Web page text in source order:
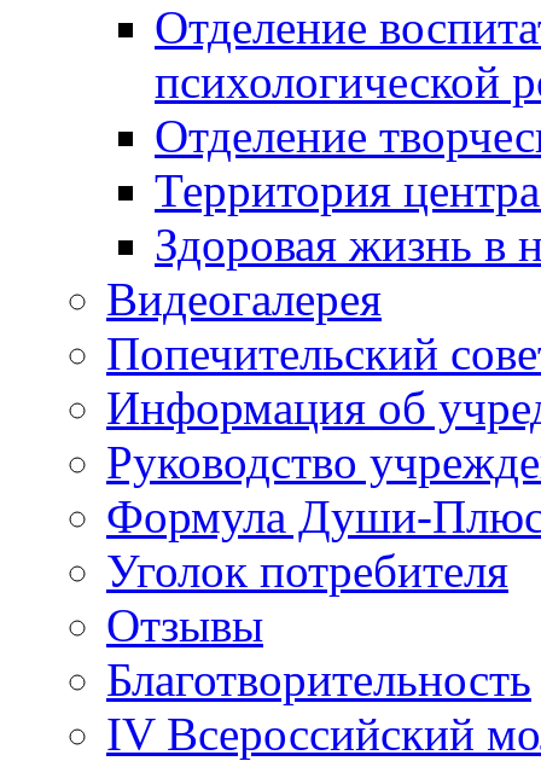
Отделение
психологической
Отделение
Территория
Здоровая жизнь в
Видеогалерея
Попечительский
Информация об
Руководство
Формула Души-
Уголок потребителя
Отзывы
Благотворительность
IV Всероссийский